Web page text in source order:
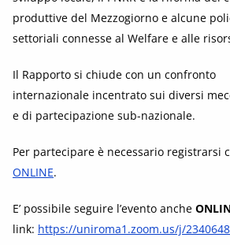
produttive del Mezzogiorno e alcune
settoriali connesse al Welfare e alle
Il Rapporto si chiude con un confronto
internazionale incentrato sui diversi
e di partecipazione sub-nazionale.
Per partecipare è necessario registrarsi
ONLINE.
E’ possibile seguire l’evento anche
link: https://uniroma1.zoom.us/j/